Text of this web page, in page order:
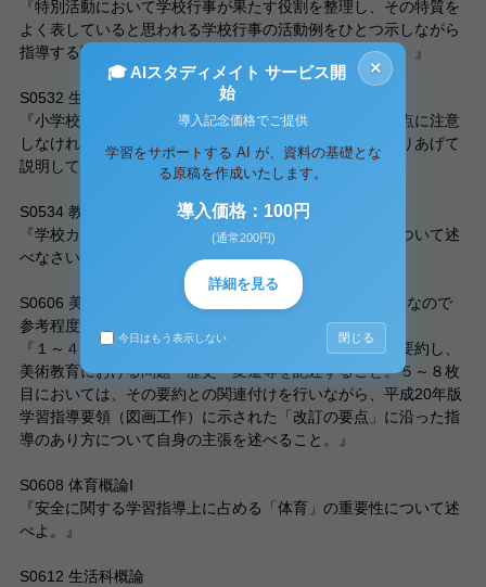
『特別活動において学校行事が果たす役割を整理し、その特質を
よく表していると思われる学校行事の活動例をひとつ示しながら
指導する際に注意すべき点を具体的に説明してください。』
S0532 生徒指導・進路指導の研究（初等）
『小学校において教育相談をおこなう場合、どのような点に注意
しなければならないか。いじめ・不登校のいずれかをとりあげて
説明してください。』
S0534 教育相談の研究
『学校カウンセリングの意義、方法および今後の課題について述
べなさい。』
S0606 美術概論Ⅰ（←これは設題が少し変化しているようなので
参考程度で）
『１～４枚目においては、テキスト・第１章～第４章を要約し、
美術教育における問題・歴史・変遷等を記述すること。５～８枚
目においては、その要約との関連付けを行いながら、平成20年版
学習指導要領（図画工作）に示された「改訂の要点」に沿った指
導のあり方について自身の主張を述べること。』
S0608 体育概論Ⅰ
『安全に関する学習指導上に占める「体育」の重要性について述
べよ。』
S0612 生活科概論
×
🎓 AIスタディメイト サービス開
始
導入記念価格でご提供
学習をサポートする AI が、資料の基礎とな
る原稿を作成いたします。
導入価格：100円
(通常200円)
詳細を見る
今日はもう表示しない 閉じる